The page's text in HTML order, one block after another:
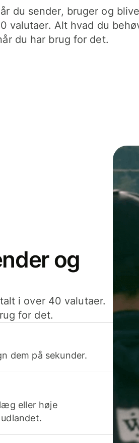
du sender, bruger og
valutaer. Alt hvad du
du har brug for det.
og
i over 40 valutaer.
for det.
dem på sekunder.
eller høje